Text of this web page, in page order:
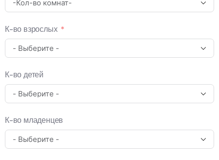
К-во взрослых
К-во детей
К-во младенцев